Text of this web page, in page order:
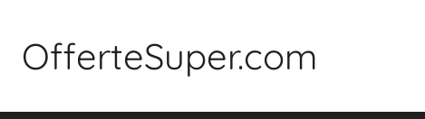
OfferteSuper.com